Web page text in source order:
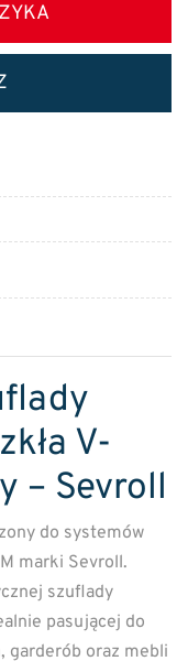
V-
– Sevroll
do systemów
marki Sevroll.
szuflady
pasującej do
garderób oraz mebli